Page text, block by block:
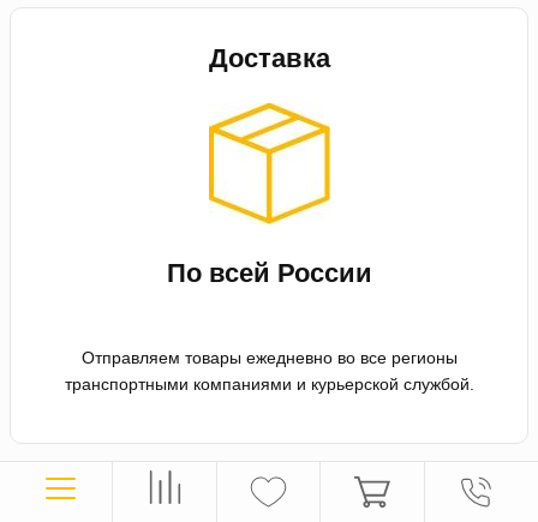
Доставка
По всей России
Отправляем товары ежедневно во все регионы
транспортными компаниями и курьерской службой.
Оплата